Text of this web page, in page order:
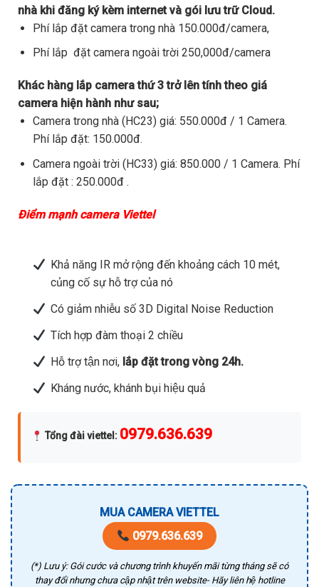
nhà khi đăng ký kèm internet và gói lưu trữ Cloud.
Phí lắp đặt camera trong nhà 150.000đ/camera,
Phí lắp đặt camera ngoài trời 250,000đ/camera
Khác hàng lắp camera thứ 3 trở lên tính theo giá
camera hiện hành như sau;
Camera trong nhà (HC23) giá: 550.000đ / 1 Camera.
Phí lắp đặt: 150.000đ.
Camera ngoài trời (HC33) giá: 850.000 / 1 Camera. Phí
lắp đặt : 250.000đ .
Điểm mạnh camera Viettel
Khả năng IR mở rộng đến khoảng cách 10 mét,
củng cố sự hỗ trợ của nó
Có giảm nhiễu số 3D Digital Noise Reduction
Tích hợp đàm thoại 2 chiều
Hỗ trợ tận nơi,lắp đặt trong vòng 24h.
Kháng nước, khánh bụi hiệu quả
Tổng đài viettel : 0979.636.639
MUA CAMERA VIETTEL
0979.636.639
(*) Lưu ý: Gói cước và chương trình khuyến mãi từng tháng sẽ có
thay đổi nhưng chưa cập nhật trên website- Hãy liên hệ hotline